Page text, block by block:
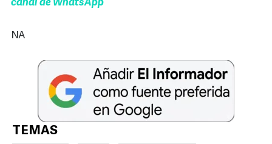
canal de WhatsApp
NA
TEMAS